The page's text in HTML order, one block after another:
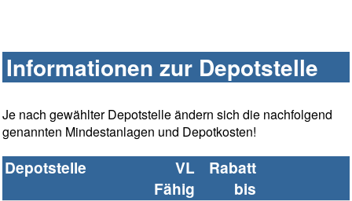
Informationen zur Depotstelle
Je nach gewählter Depotstelle ändern sich die nachfolgend
genannten Mindestanlagen und Depotkosten!
Depotstelle
VL
Fähig
Rabatt
bis